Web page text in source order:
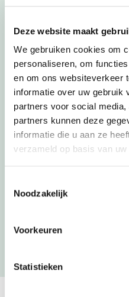
Deze website maakt
We gebruiken cookies om
personaliseren, om
en om ons websiteverkeer
informatie over uw gebruik
partners voor social
partners kunnen deze
informatie die u aan ze
verzameld op basis van
Noodzakelijk
Voorkeuren
Statistieken
dorpen mogen op zon- en
Kerstdag en Nieuwjaarsdag.
Ramadan
Tijdens de Ramadan mogen
gebak verkopen op zon- en
zonsondergang tot
Voor het openen van een